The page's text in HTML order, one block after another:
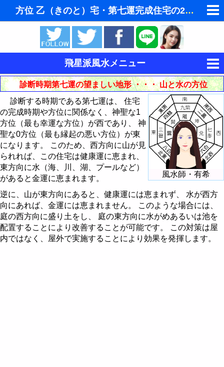
方位 乙（きのと）宅・第七運完成住宅の2002年
ゆめの夢占い
人気の夢占い
東洋・西洋占星術
ホラリー占星術
手相占いで未来診断
タロットカードで無料占い
命名の姓名判断
男と女の心理学と心理テスト
飛星派風水メニュー
風水とは
風水と家相
飛星派風水入門
インテリア・家具・財布を鑑定 - 巒頭風水
理想的な住宅の立地条件
風水では玄関を重視
玄関の風水インテリア
風水財布で金運アップ
風水と色 - ラッキーカラー
風水による2008年の色
風水による2009年の色
風水による2010年の色
風水都市
風水都市 - 京都
風水都市 - 東京
易学から陰陽説 - 八卦とは
五行説とは
飛星派風水応用
住宅の宅向・座山の決め方
住宅の中心の求め方
宅向・座山の方位を読む
住宅の飛星図を作成する
診断時期第七運の望ましい地形 ・・・ 山と水の方位
風水師・有希
診断する時期である第七運は、 住宅
の完成時期や方位に関係なく、神聖な1
方位（最も幸運な方位）が西であり、 神
聖な0方位（最も縁起の悪い方位）が東
になります。 このため、西方向に山が見
られれば、この住宅は健康運に恵まれ、
東方向に水（海、川、湖、プールなど）
があると金運に恵まれます。
逆に、山が東方向にあると、健康運には恵まれず、 水が西方
向にあれば、金運には恵まれません。 このような場合には、
庭の西方向に盛り土をし、 庭の東方向に水がめあるいは池を
配置することにより改善することが可能です。 この対策は屋
内ではなく、屋外で実施することにより効果を発揮します。